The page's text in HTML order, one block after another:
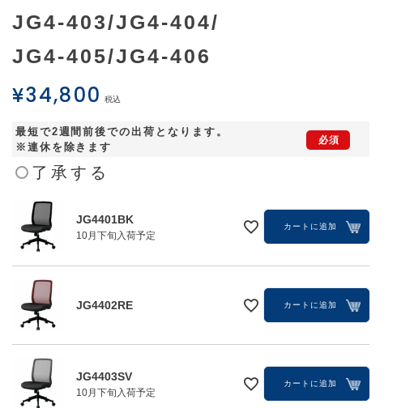
JG4-403/JG4-404/
JG4-405/JG4-406
¥34,800 税込
最短で2週間前後での出荷となります。
※連休を除きます
了承する
JG4401BK
10月下旬入荷予定
カートに追加
JG4402RE カートに追加
JG4403SV
10月下旬入荷予定
カートに追加